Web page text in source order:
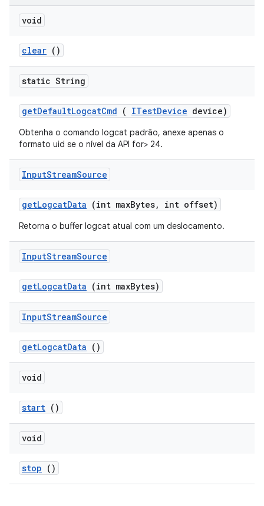
void
clear ()
static String
getDefaultLogcatCmd ( ITestDevice device)
Obtenha o comando logcat padrão, anexe apenas o
formato uid se o nível da API for> 24.
InputStreamSource
getLogcatData (int maxBytes, int offset)
Retorna o buffer logcat atual com um deslocamento.
InputStreamSource
getLogcatData (int maxBytes)
InputStreamSource
getLogcatData ()
void
start ()
void
stop ()